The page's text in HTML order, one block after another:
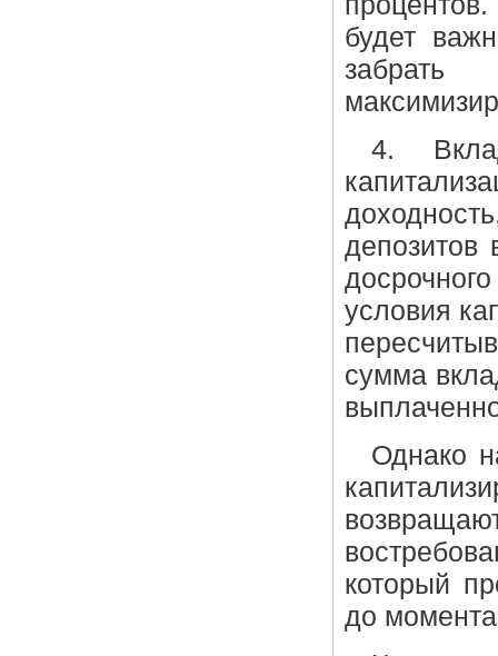
будет
4.
депозитов
условия
сумма
Однако
который
до